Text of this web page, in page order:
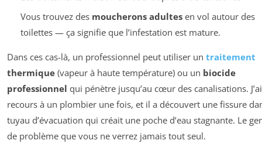
Vous trouvez des moucherons adultesen vol autour des
toilettes — ça signifie que l’infestation est mature.
Dans ces cas-là, un professionnel peut utiliser un traitement
thermique (vapeur à haute température) ou un biocide
professionnel qui pénètre jusqu’au cœur des canalisations.
recours à un plombier une fois, et il a découvert une fissure
tuyau d’évacuation qui créait une poche d’eau stagnante. Le
de problème que vous ne verrez jamais tout seul.